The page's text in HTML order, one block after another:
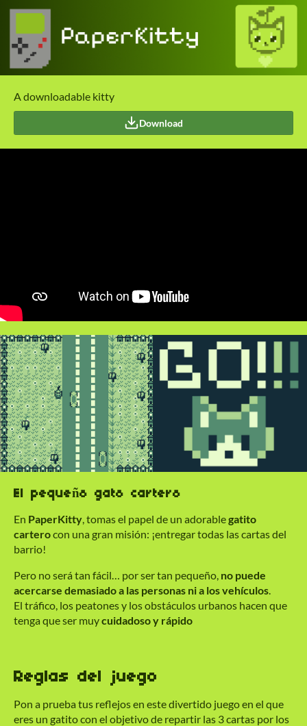
A downloadable kitty
Download
El pequeño gato cartero
En PaperKitty , tomas el papel de un adorablegatito
carterocon una gran misión: ¡entregar todas las cartas del
barrio!
Pero no será tan fácil… por ser tan pequeño, no puede
acercarse demasiado a las personas ni a los vehículos
El tráfico, los peatones y los obstáculos urbanos hacen que
tenga que ser muycuidadoso y rápido
Reglas del juego
Pon a prueba tus reflejos en este divertido juego en el que
eres un gatito con el objetivo de repartir las 3 cartas por los